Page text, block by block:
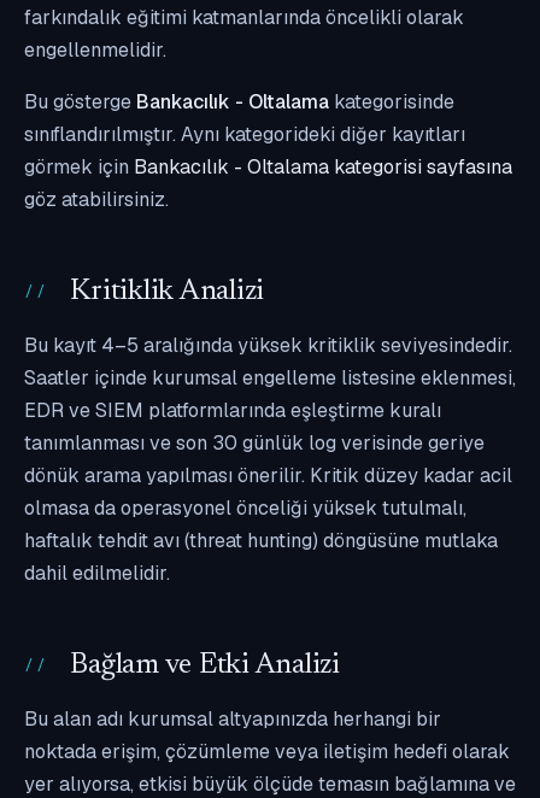
farkındalık eğitimi katmanlarında öncelikli olarak
engellenmelidir.
Bu gösterge Bankacılık - Oltalama kategorisinde
sınıflandırılmıştır. Aynı kategorideki diğer kayıtları
görmek için Bankacılık - Oltalama kategorisi sayfasına
göz atabilirsiniz.
Kritiklik Analizi
Bu kayıt 4–5 aralığında yüksek kritiklik seviyesindedir.
Saatler içinde kurumsal engelleme listesine eklenmesi,
EDR ve SIEM platformlarında eşleştirme kuralı
tanımlanması ve son 30 günlük log verisinde geriye
dönük arama yapılması önerilir. Kritik düzey kadar acil
olmasa da operasyonel önceliği yüksek tutulmalı,
haftalık tehdit avı (threat hunting) döngüsüne mutlaka
dahil edilmelidir.
Bağlam ve Etki Analizi
Bu alan adı kurumsal altyapınızda herhangi bir
noktada erişim, çözümleme veya iletişim hedefi olarak
yer alıyorsa, etkisi büyük ölçüde temasın bağlamına ve